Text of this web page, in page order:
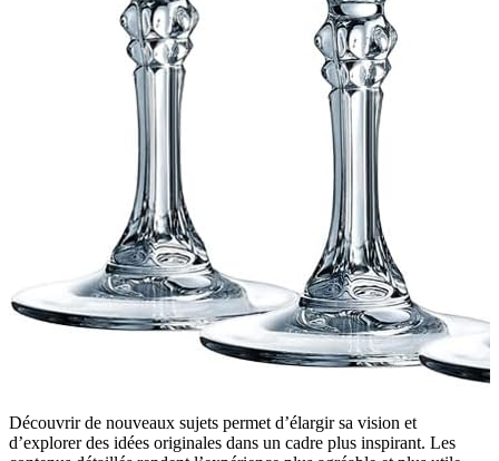
Découvrir de nouveaux sujets permet d’élargir sa vision et
d’explorer des idées originales dans un cadre plus inspirant. Les